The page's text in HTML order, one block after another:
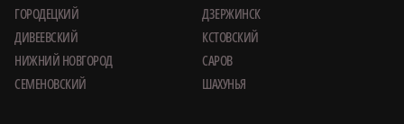
ГОРОДЕЦКИЙ
ДЗЕРЖИНСК
ДИВЕЕВСКИЙ
КСТОВСКИЙ
НИЖНИЙ НОВГОРОД
САРОВ
СЕМЕНОВСКИЙ
ШАХУНЬЯ